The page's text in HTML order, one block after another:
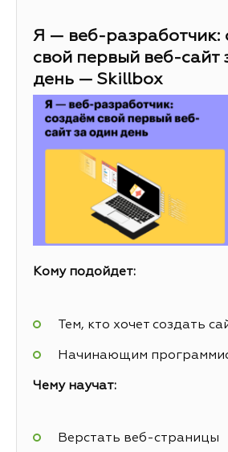
Я — веб-разработчик:
свой первый веб-сайт
день — Skillbox
Кому подойдет:
Тем, кто хочет создать
Начинающим
Чему научат:
Верстать веб-страницы